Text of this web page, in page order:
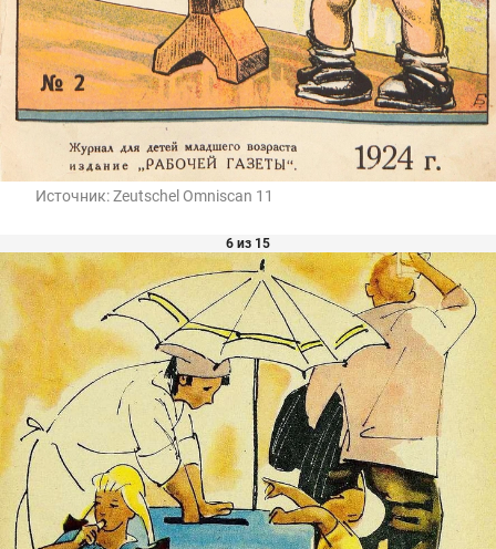
Источник:Zeutschel Omniscan 11
6 из 15